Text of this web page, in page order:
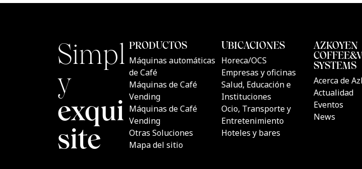
Simply
exquisite
PRODUCTOS
Máquinas automáticas de
Máquinas de Café
Vending
Máquinas de Café
Vending
Otras Soluciones
UBICACIONES
Horeca/OCS
Empresas y oficinas
Salud, Educación e
Instituciones
Ocio, Transporte y
Entretenimiento